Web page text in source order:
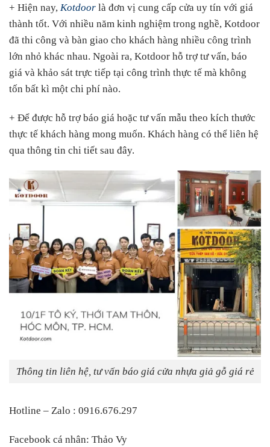
+ Hiện nay, Kotdoor là đơn vị cung cấp cửa uy tín với giá
thành tốt. Với nhiều năm kinh nghiệm trong nghề, Kotdoor
đã thi công và bàn giao cho khách hàng nhiều công trình
lớn nhỏ khác nhau. Ngoài ra, Kotdoor hỗ trợ tư vấn, báo
giá và khảo sát trực tiếp tại công trình thực tế mà không
tốn bất kì một chi phí nào.
+ Để được hỗ trợ báo giá hoặc tư vấn mẫu theo kích thước
thực tế khách hàng mong muốn. Khách hàng có thể liên hệ
qua thông tin chi tiết sau đây.
Thông tin liên hệ, tư vấn báo giá cửa nhựa giả gỗ giá rẻ
Hotline – Zalo : 0916.676.297
Facebook cá nhân: Thảo Vy